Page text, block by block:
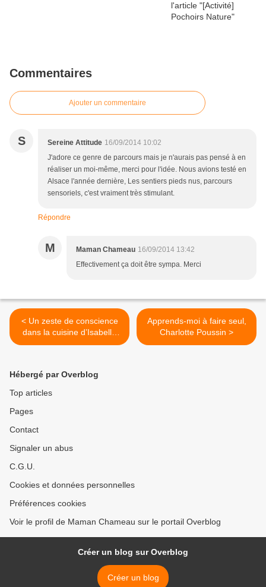
Commentaires
Ajouter un commentaire
S Sereine Attitude 16/09/2014 10:02
J'adore ce genre de parcours mais je n'aurais pas pensé à en
réaliser un moi-même, merci pour l'idée. Nous avions testé en
Alsace l'année dernière, Les sentiers pieds nus, parcours
sensoriels, c'est vraiment très stimulant.
Répondre
M Maman Chameau 16/09/2014 13:42
Effectivement ça doit être sympa. Merci
< Un zeste de conscience
dans la cuisine d’Isabelle
Filliozat (Editions Marabout)
Apprends-moi à faire seul,
Charlotte Poussin >
Hébergé par Overblog
Top articles
Pages
Contact
Signaler un abus
C.G.U.
Cookies et données personnelles
Préférences cookies
Voir le profil de Maman Chameau sur le portail Overblog
Créer un blog sur Overblog
Créer un blog